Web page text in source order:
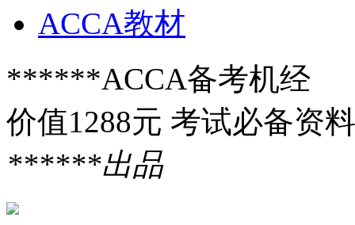
ACCA教材
******ACCA备考机经
价值1288元 考试必备资料
******出品